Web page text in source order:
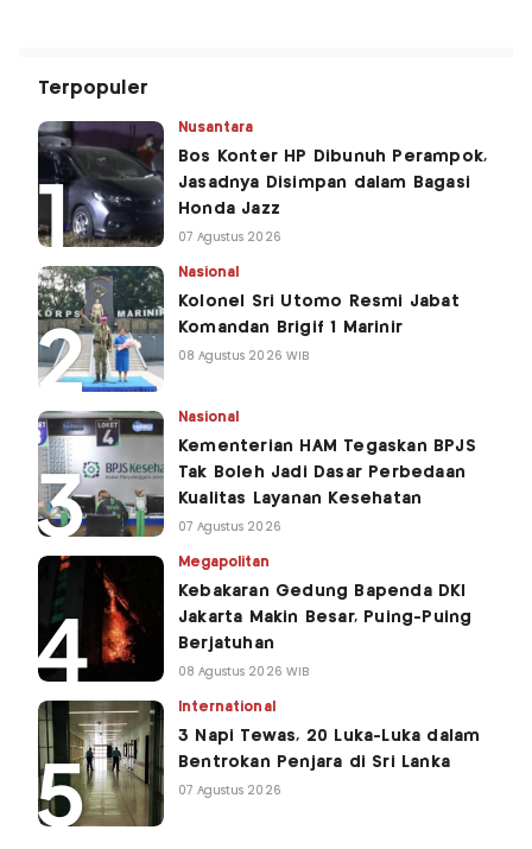
Terpopuler
Nusantara
Bos Konter HP Dibunuh Perampok,
Jasadnya Disimpan dalam Bagasi
Honda Jazz
07 Agustus 2026
Nasional
Kolonel Sri Utomo Resmi Jabat
Komandan Brigif 1 Marinir
08 Agustus 2026 WIB
Nasional
Kementerian HAM Tegaskan BPJS
Tak Boleh Jadi Dasar Perbedaan
Kualitas Layanan Kesehatan
07 Agustus 2026
Megapolitan
Kebakaran Gedung Bapenda DKI
Jakarta Makin Besar, Puing-Puing
Berjatuhan
08 Agustus 2026 WIB
International
3 Napi Tewas, 20 Luka-Luka dalam
Bentrokan Penjara di Sri Lanka
07 Agustus 2026